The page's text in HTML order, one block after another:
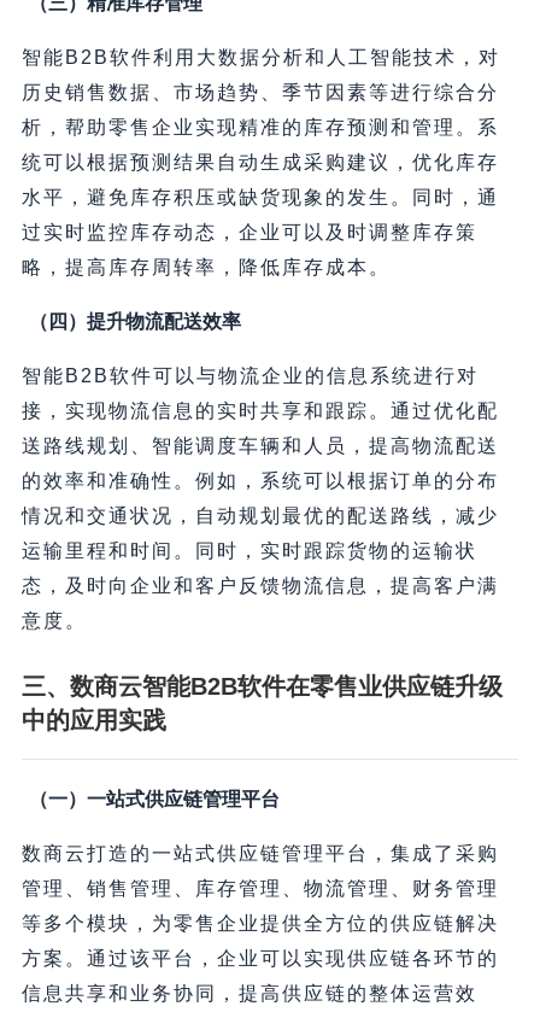
智能B2B软件利用大数据分析和人工智能技术，对
历史销售数据、市场趋势、季节因素等进行综合分
析，帮助零售企业实现精准的库存预测和管理。系
统可以根据预测结果自动生成采购建议，优化库存
水平，避免库存积压或缺货现象的发生。同时，通
过实时监控库存动态，企业可以及时调整库存策
略，提高库存周转率，降低库存成本。
（四）提升物流配送效率
智能B2B软件可以与物流企业的信息系统进行对
接，实现物流信息的实时共享和跟踪。通过优化配
送路线规划、智能调度车辆和人员，提高物流配送
的效率和准确性。例如，系统可以根据订单的分布
情况和交通状况，自动规划最优的配送路线，减少
运输里程和时间。同时，实时跟踪货物的运输状
态，及时向企业和客户反馈物流信息，提高客户满
意度。
三、数商云智能B2B软件在零售业供应链升级
中的应用实践
（一）一站式供应链管理平台
数商云打造的一站式供应链管理平台，集成了采购
管理、销售管理、库存管理、物流管理、财务管理
等多个模块，为零售企业提供全方位的供应链解决
方案。通过该平台，企业可以实现供应链各环节的
信息共享和业务协同，提高供应链的整体运营效